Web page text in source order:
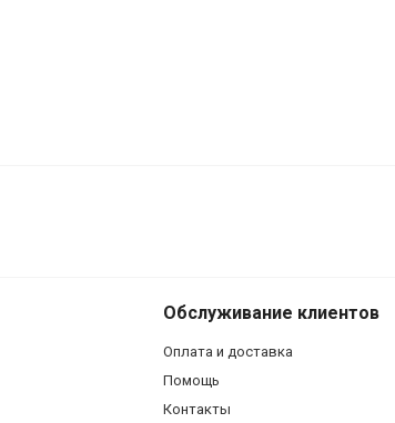
Обслуживание клиентов
Оплата и доставка
Помощь
Контакты